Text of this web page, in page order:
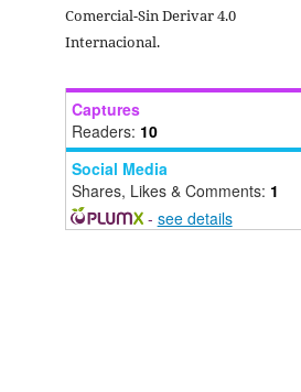
Comercial-Sin Derivar 4.0
Internacional.
Captures
Readers: 10
Social Media
Shares, Likes & Comments: 1
- see details